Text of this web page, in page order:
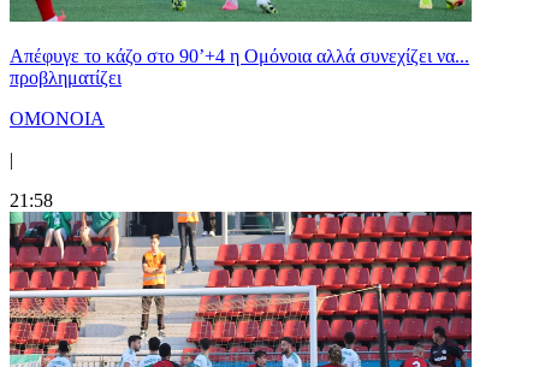
Απέφυγε το κάζο στο 90’+4 η Ομόνοια αλλά συνεχίζει να...
προβληματίζει
ΟΜΟΝΟΙΑ
|
21:58